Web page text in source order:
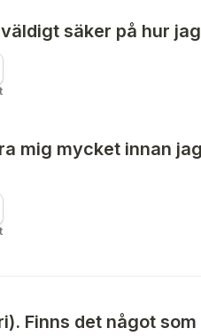
säker på hur
mig mycket innan
Finns det något